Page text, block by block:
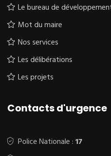
Le bureau de
Mot du maire
Nos services
Les délibérations
Les projets
Contacts d'urgence
Police Nationale :17